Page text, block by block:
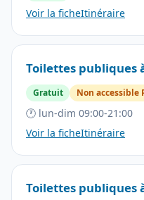
Voir la ficheItinéraire
Toilettes publiques
Gratuit Non accessible
🕐 lun-dim 09:00-21:00
Voir la ficheItinéraire
Toilettes publiques